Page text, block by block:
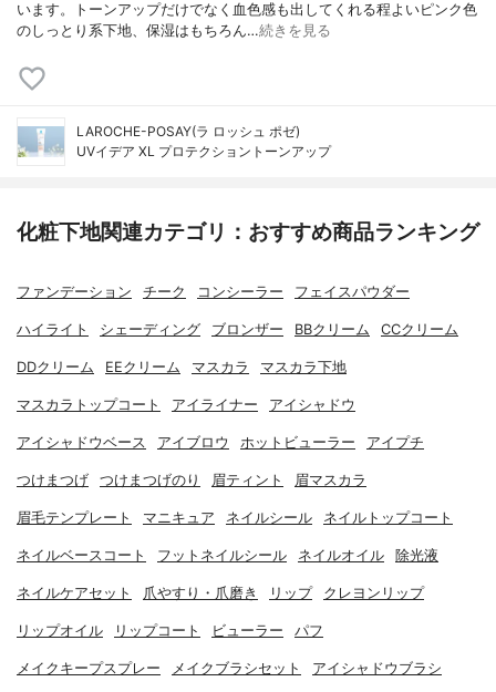
います。トーンアップだけでなく血色感も出してくれる程よいピンク色
のしっとり系下地、保湿はもちろん…続きを見る
LAROCHE-POSAY(ラ ロッシュ ポゼ)
UVイデア XL プロテクショントーンアップ
化粧下地関連カテゴリ：おすすめ商品ランキング
ファンデーション チーク コンシーラー フェイスパウダー
ハイライト シェーディング ブロンザー BBクリーム CCクリーム
DDクリーム EEクリーム マスカラ マスカラ下地
マスカラトップコート アイライナー アイシャドウ
アイシャドウベース アイブロウ ホットビューラー アイプチ
つけまつげ つけまつげのり 眉ティント 眉マスカラ
眉毛テンプレート マニキュア ネイルシール ネイルトップコート
ネイルベースコート フットネイルシール ネイルオイル 除光液
ネイルケアセット 爪やすり・爪磨き リップ クレヨンリップ
リップオイル リップコート ビューラー パフ
メイクキープスプレー メイクブラシセット アイシャドウブラシ